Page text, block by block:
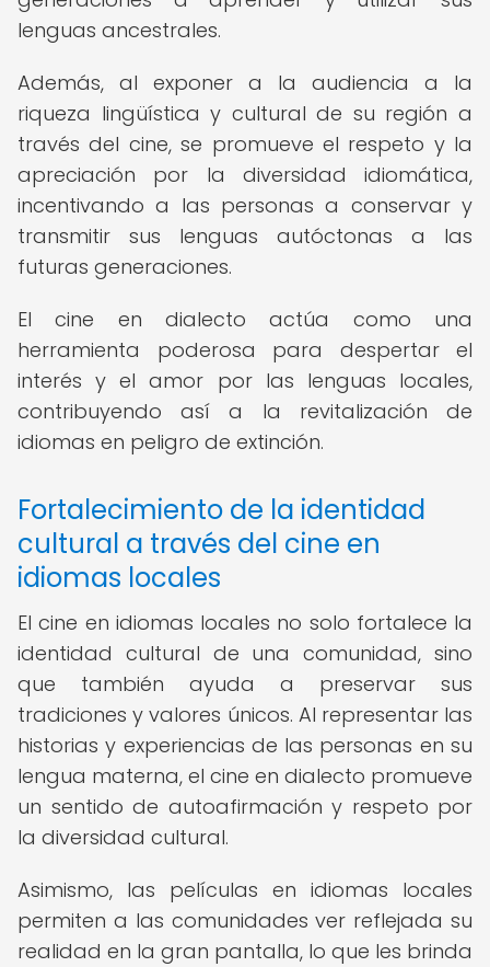
lenguas ancestrales.
Además, al exponer a la audiencia a la
riqueza lingüística y cultural de su región a
través del cine, se promueve el respeto y la
apreciación por la diversidad idiomática,
incentivando a las personas a conservar y
transmitir sus lenguas autóctonas a las
futuras generaciones.
El cine en dialecto actúa como una
herramienta poderosa para despertar el
interés y el amor por las lenguas locales,
contribuyendo así a la revitalización de
idiomas en peligro de extinción.
Fortalecimiento de la identidad
cultural a través del cine en
idiomas locales
El cine en idiomas locales no solo fortalece la
identidad cultural de una comunidad, sino
que también ayuda a preservar sus
tradiciones y valores únicos. Al representar las
historias y experiencias de las personas en su
lengua materna, el cine en dialecto promueve
un sentido de autoafirmación y respeto por
la diversidad cultural.
Asimismo, las películas en idiomas locales
permiten a las comunidades ver reflejada su
realidad en la gran pantalla, lo que les brinda